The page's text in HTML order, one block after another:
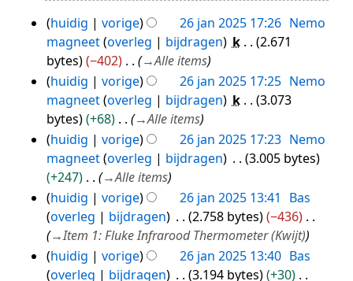
26
jan
2025
huidig vorige 26 jan 2025 17:26 Nemo
magneet overleg bijdragen k
2.671
bytes
−402 →Alle items
huidig
vorige 26 jan 2025 17:25 Nemo
magneet overleg bijdragen k
3.073
bytes
+68 →Alle items
huidig
vorige 26 jan 2025 17:23 Nemo
magneet overleg bijdragen
3.005 bytes
+247
→Alle items
huidig
vorige 26 jan 2025 13:41
Bas
overleg
bijdragen 2.758 bytes
−436
→Item 1: Fluke Infrarood Thermometer (Kwijt)
huidig
vorige 26 jan 2025 13:40 Bas
overleg
bijdragen 3.194 bytes
+30